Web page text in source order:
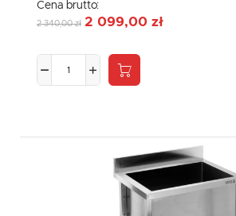
Cena brutto:
2 340,00 zł 2 099,00 zł